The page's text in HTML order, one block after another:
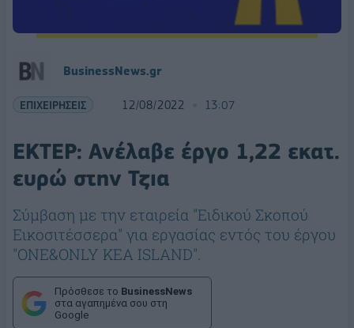
BusinessNews.gr
ΕΠΙΧΕΙΡΗΣΕΙΣ 12/08/2022 13:07
ΕΚΤΕΡ: Ανέλαβε έργο 1,22 εκατ.
ευρώ στην Τζια
Σύμβαση με την εταιρεία "Ειδικού Σκοπού
Εικοσιτέσσερα" για εργασίας εντός του έργου
"ONE&ONLY KEA ISLAND".
Πρόσθεσε το BusinessNews
στα αγαπημένα σου στη
Google